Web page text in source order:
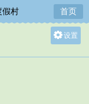
假村 首页
设置